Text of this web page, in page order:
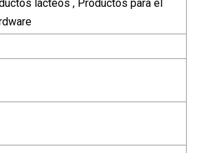
lácteos , Productos para el